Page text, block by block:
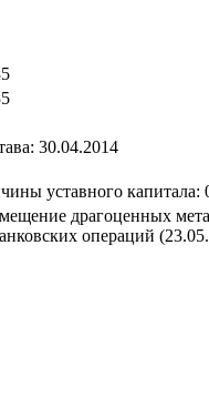
30.04.2014
уставного капитала:
драгоценных
операций